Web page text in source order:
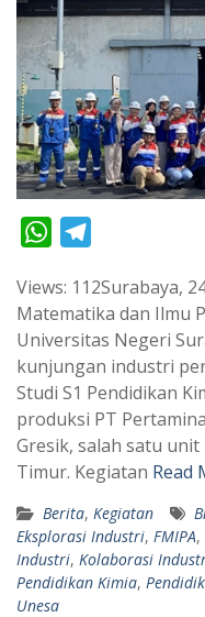
W
a
t
A
p
p
l
e
r
a
m
Views: 112Surabaya,
Matematika dan Ilmu
Universitas Negeri
kunjungan industri
Studi S1 Pendidikan
produksi PT
Gresik, salah satu
Timur. Kegiatan Read
Berita, Kegiatan
Eksplorasi Industri, FMIPA,
Industri, Kolaborasi
Pendidikan Kimia,
Unesa